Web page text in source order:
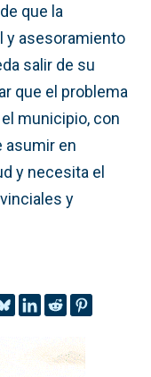
que la
y asesoramiento
salir de su
que el problema
municipio, con
asumir en
y necesita el
y